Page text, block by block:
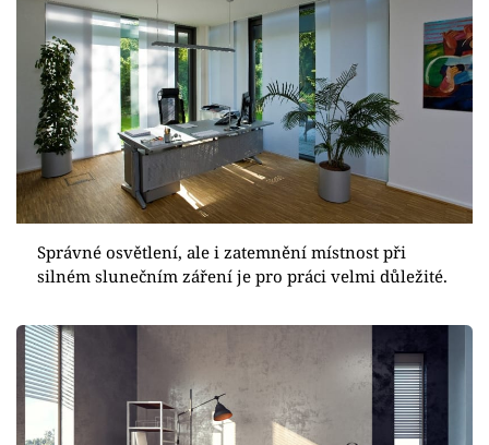
Správné osvětlení, ale i zatemnění místnost při
silném slunečním záření je pro práci velmi důležité.